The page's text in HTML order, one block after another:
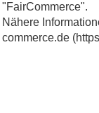
"FairCommerce".
Nähere
commerce.de